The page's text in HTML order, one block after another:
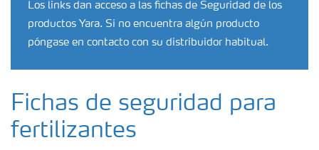
Los links dan acceso a las fichas de Seguridad de los
productos Yara. Si no encuentra algún producto
póngase en contacto con su distribuidor habitual.
Fichas de seguridad para
fertilizantes